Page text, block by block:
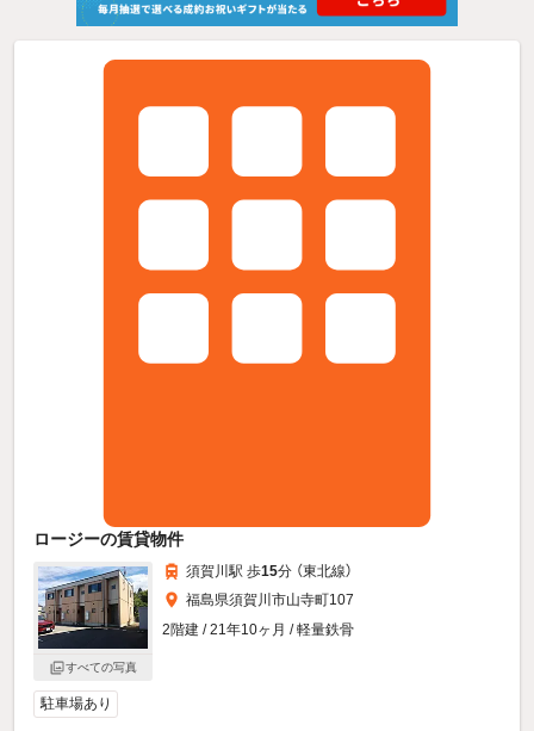
ロージーの賃貸物件
すべての写真
須賀川駅 歩15分 （東北線）
福島県須賀川市山寺町107
2階建 / 21年10ヶ月 / 軽量鉄骨
駐車場あり